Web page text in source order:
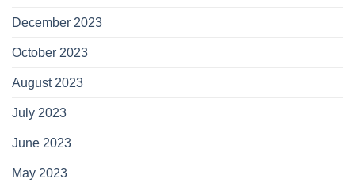
December 2023
October 2023
August 2023
July 2023
June 2023
May 2023